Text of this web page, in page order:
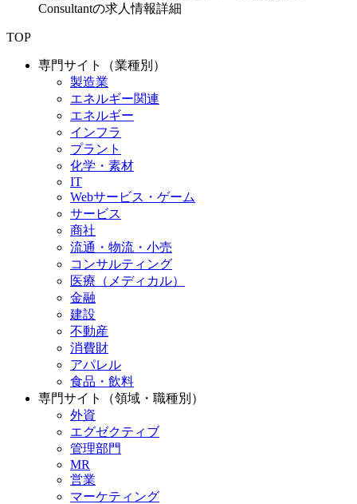
Consultantの求人情報詳細
TOP
専門サイト（業種別）
製造業
エネルギー関連
エネルギー
インフラ
プラント
化学・素材
IT
Webサービス・ゲーム
サービス
商社
流通・物流・小売
コンサルティング
医療（メディカル）
金融
建設
不動産
消費財
アパレル
食品・飲料
専門サイト（領域・職種別）
外資
エグゼクティブ
管理部門
MR
営業
マーケティング